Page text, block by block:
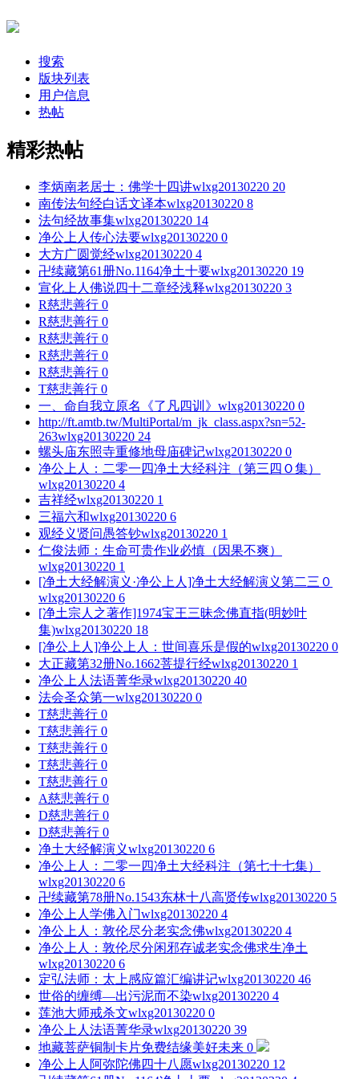
搜索
版块列表
用户信息
热帖
精彩热帖
李炳南老居士：佛学十四讲wlxg20130220 20
南传法句经白话文译本wlxg20130220 8
法句经故事集wlxg20130220 14
净公上人传心法要wlxg20130220 0
大方广圆觉经wlxg20130220 4
卍续藏第61册No.1164净土十要wlxg20130220 19
宣化上人佛说四十二章经浅释wlxg20130220 3
R慈悲善行 0
R慈悲善行 0
R慈悲善行 0
R慈悲善行 0
R慈悲善行 0
T慈悲善行 0
一、命自我立原名《了凡四训》 wlxg20130220 0
http://ft.amtb.tw/MultiPortal/m_jk_class.aspx?sn=52-
263wlxg20130220 24
螺头庙东照寺重修地母庙碑记wlxg20130220 0
净公上人：二零一四净土大经科注（第三四Ｏ集）
wlxg20130220 4
吉祥经wlxg20130220 1
三福六和wlxg20130220 6
观经义贤问愚答钞wlxg20130220 1
仁俊法师：生命可贵作业必慎（因果不爽）
wlxg20130220 1
[净土大经解演义·净公上人]净土大经解演义第二三０
wlxg20130220 6
[净土宗人之著作]1974宝王三昧念佛直指(明妙叶
集)wlxg20130220 18
[净公上人]净公上人：世间喜乐是假的wlxg20130220 0
大正藏第32册No.1662菩提行经wlxg20130220 1
净公上人法语菁华录wlxg20130220 40
法会圣众第一wlxg20130220 0
T慈悲善行 0
T慈悲善行 0
T慈悲善行 0
T慈悲善行 0
T慈悲善行 0
A慈悲善行 0
D慈悲善行 0
D慈悲善行 0
净土大经解演义wlxg20130220 6
净公上人：二零一四净土大经科注（第七十七集）
wlxg20130220 6
卍续藏第78册No.1543东林十八高贤传wlxg20130220 5
净公上人学佛入门wlxg20130220 4
净公上人：敦伦尽分老实念佛wlxg20130220 4
净公上人：敦伦尽分闲邪存诚老实念佛求生净土
wlxg20130220 6
定弘法师：太上感应篇汇编讲记wlxg20130220 46
世俗的缠缚—出污泥而不染wlxg20130220 4
莲池大师戒杀文wlxg20130220 0
净公上人法语菁华录wlxg20130220 39
地藏菩萨铜制卡片免费结缘美好未来 0
净公上人阿弥陀佛四十八愿wlxg20130220 12